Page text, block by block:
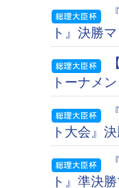
ト』決勝
トーナメ
ト大会』
ト』準決